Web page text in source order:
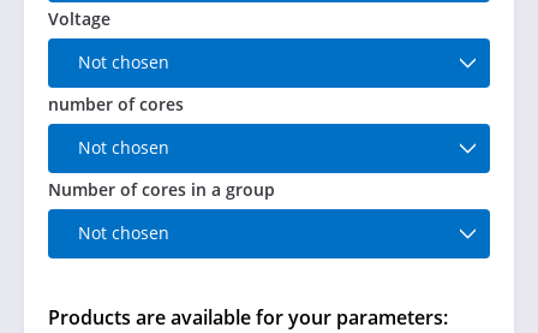
Voltage
Not chosen
number of cores
Not chosen
Number of cores in a group
Not chosen
Products are available for your parameters: